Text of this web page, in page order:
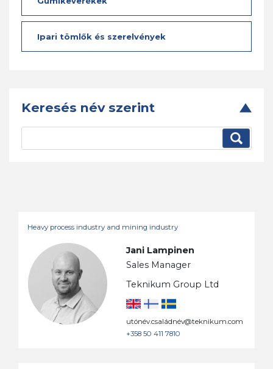
Ipari tömlők és szerelvények
Keresés név szerint
Heavy process industry and mining industry
Jani Lampinen
Sales Manager
Teknikum Group Ltd
utónév.családnév@teknikum.com
+358 50 411 7810